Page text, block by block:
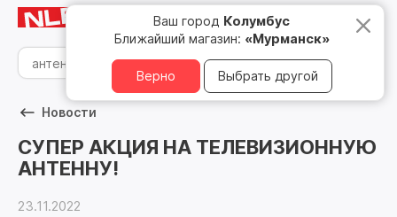
Мурманск
Ваш город Колумбус
Ближайший магазин: «Мурманск»
Верно Выбрать другой
8 800 500 05 15
Новости
СУПЕР АКЦИЯ НА ТЕЛЕВИЗИОННУЮ
АНТЕННУ!
23.11.2022